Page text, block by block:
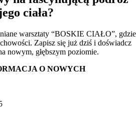
ciała?
warsztaty “BOSKIE CIAŁO”, gdzie
Zapisz się już dziś i doświadcz
nowym, głębszym poziomie.
O NOWYCH